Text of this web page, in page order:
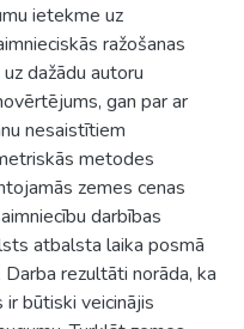
ietekme uz
ražošanas
dažādu autoru
gan par ar
nesaistītiem
metodes
zemes cenas
darbības
atbalsta laika posmā
rezultāti norāda, ka
būtiski veicinājis